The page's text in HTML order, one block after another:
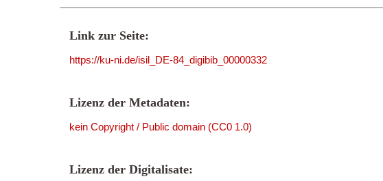
Link zur Seite:
https://ku-ni.de/isil_DE-84_digibib_00000332
Lizenz der Metadaten:
kein Copyright / Public domain (CC0 1.0)
Lizenz der Digitalisate: